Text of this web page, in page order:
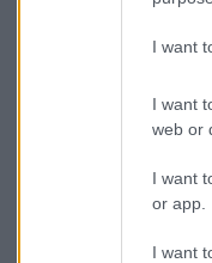
I want
I want
web or
I want
or app.
I want